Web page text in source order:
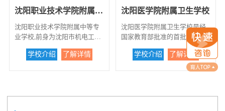
趣爱好与专业学习相得益彰。
省、市级创新创业大赛，并取
得较好的成绩，先后获得国家
级奖项4项、省级奖项14项、市
级奖项12项。 学生就业前景
广阔。建校以来，学校为地方
业能力与升学水平。沈阳市商
贸学校的“品牌”专业是空中乘
务与邮轮海乘专业。 由学校和
政府共同投资新建的教学楼、
实验室、综合楼依次位于沈阳
市铁西区南十中路，外观气势
恢弘，内部设施齐全。现代化
备，师资雄厚。开设内燃机
车、电力机车、铁道车辆、空
调与制冷、起重运输与工程机
械、机械设备维修与管理、机
算机及应用、机电技术应用、
师35人、讲师90人。沈阳铁路
沈阳职业技术学院附属中等专业学校
沈阳职业技术学院附属中等专
业学校,前身为沈阳市机电工业
学校，始建于1953年，是一所
国家级重点普通中等专业学
业技术学院教学资源，开设数
学校介绍 了解详情
沈阳医学院附属卫生学校
沈阳医学院附属卫生学校是经
国家教育部批准的首批国家级
重点全日制普通中等职业学
校，始建于1949年，具有69年
的办学历史。学校坐落于沈阳
校精心打造以护理专业为学校
学校介绍 了解详情